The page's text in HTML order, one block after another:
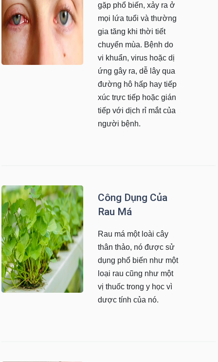
gặp phổ biến, xảy ra ở
mọi lứa tuổi và thường
gia tăng khi thời tiết
chuyển mùa. Bệnh do
vi khuẩn, virus hoặc dị
ứng gây ra, dễ lây qua
đường hô hấp hay tiếp
xúc trực tiếp hoặc gián
tiếp với dịch rỉ mắt của
người bệnh.
Công Dụng Của
Rau Má
Rau má một loài cây
thân thảo, nó được sử
dụng phổ biến như một
loại rau cũng như một
vị thuốc trong y học vì
dược tính của nó.